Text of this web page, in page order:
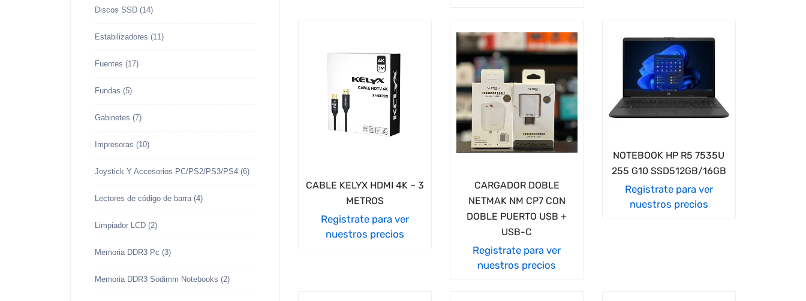
Discos SSD (14)
Estabilizadores (11)
Fuentes (17)
Fundas (5)
Gabinetes (7)
Impresoras (10)
Joystick Y Accesorios PC/PS2/PS3/PS4 (6)
Lectores de código de barra (4)
Limpiador LCD (2)
Memoria DDR3 Pc (3)
Memoria DDR3 Sodimm Notebooks (2)
CABLE KELYX HDMI 4K – 3
METROS
Registrate para ver
nuestros precios
CARGADOR DOBLE
NETMAK NM CP7 CON
DOBLE PUERTO USB +
USB-C
Registrate para ver
nuestros precios
NOTEBOOK HP R5 7535U
255 G10 SSD512GB/16GB
Registrate para ver
nuestros precios